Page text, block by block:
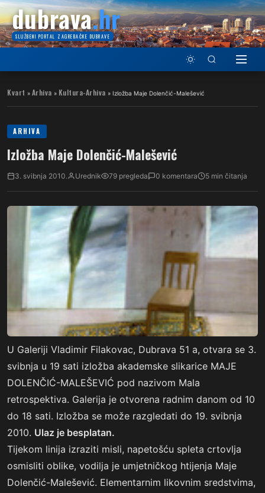
dubrava.hr
SLUŽBENI PORTAL ZAGREBAČKE DUBRAVE
Kvart » Arhiva » Kultura-Arhiva » Izložba Maje Dolenčić-Malešević
ARHIVA
Izložba Maje Dolenčić-Malešević
3. svibnja 2010. Urednik 79 pregleda 0 komentara 5 min čitanja
U Galeriji Vladimir Filakovac, Dubrava 51 a, otvara se 3.
svibnja u 19 sati izložba akademske slikarice MAJE
DOLENČIĆ-MALEŠEVIĆ pod nazivom Mala
retrospektiva. Galerija je otvorena radnim danom od 10
do 18 sati. Izložba se može razgledati do 19. svibnja
2010. Ulaz je besplatan.
Tijekom linija izraziti misli, napetošću spleta crtovlja
osmisliti oblike, vodilja je umjetničkog htijenja Maje
Dolenčić-Malešević. Elementarnim likovnim sredstvima,